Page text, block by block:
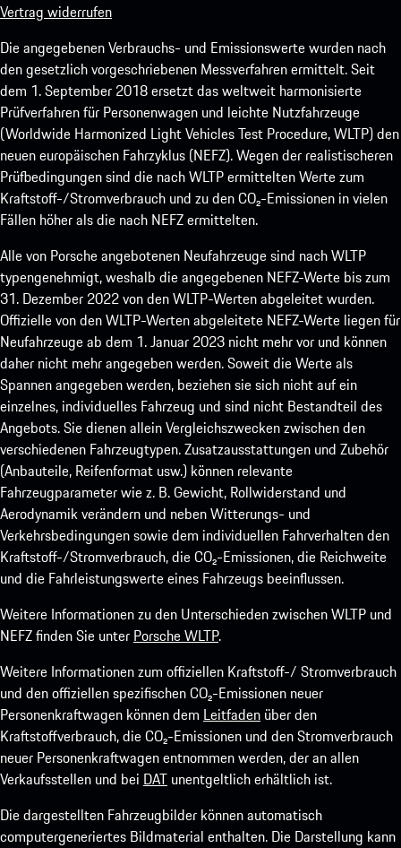
Vertrag widerrufen
Die angegebenen Verbrauchs- und Emissionswerte wurden nach
den gesetzlich vorgeschriebenen Messverfahren ermittelt. Seit
dem 1. September 2018 ersetzt das weltweit harmonisierte
Prüfverfahren für Personenwagen und leichte Nutzfahrzeuge
(Worldwide Harmonized Light Vehicles Test Procedure, WLTP) den
neuen europäischen Fahrzyklus (NEFZ). Wegen der realistischeren
Prüfbedingungen sind die nach WLTP ermittelten Werte zum
Kraftstoff-/Stromverbrauch und zu den CO₂-Emissionen in vielen
Fällen höher als die nach NEFZ ermittelten.
Alle von Porsche angebotenen Neufahrzeuge sind nach WLTP
typengenehmigt, weshalb die angegebenen NEFZ-Werte bis zum
31. Dezember 2022 von den WLTP-Werten abgeleitet wurden.
Offizielle von den WLTP-Werten abgeleitete NEFZ-Werte liegen für
Neufahrzeuge ab dem 1. Januar 2023 nicht mehr vor und können
daher nicht mehr angegeben werden. Soweit die Werte als
Spannen angegeben werden, beziehen sie sich nicht auf ein
einzelnes, individuelles Fahrzeug und sind nicht Bestandteil des
Angebots. Sie dienen allein Vergleichszwecken zwischen den
verschiedenen Fahrzeugtypen. Zusatzausstattungen und Zubehör
(Anbauteile, Reifenformat usw.) können relevante
Fahrzeugparameter wie z. B. Gewicht, Rollwiderstand und
Aerodynamik verändern und neben Witterungs- und
Verkehrsbedingungen sowie dem individuellen Fahrverhalten den
Kraftstoff-/Stromverbrauch, die CO₂-Emissionen, die Reichweite
und die Fahrleistungswerte eines Fahrzeugs beeinflussen.
Weitere Informationen zu den Unterschieden zwischen WLTP und
NEFZ finden Sie unter Porsche WLTP.
Weitere Informationen zum offiziellen Kraftstoff-/ Stromverbrauch
und den offiziellen spezifischen CO₂-Emissionen neuer
Personenkraftwagen können dem Leitfaden über den
Kraftstoffverbrauch, die CO₂-Emissionen und den Stromverbrauch
neuer Personenkraftwagen entnommen werden, der an allen
Verkaufsstellen und bei DAT unentgeltlich erhältlich ist.
Die dargestellten Fahrzeugbilder können automatisch
computergeneriertes Bildmaterial enthalten. Die Darstellung kann